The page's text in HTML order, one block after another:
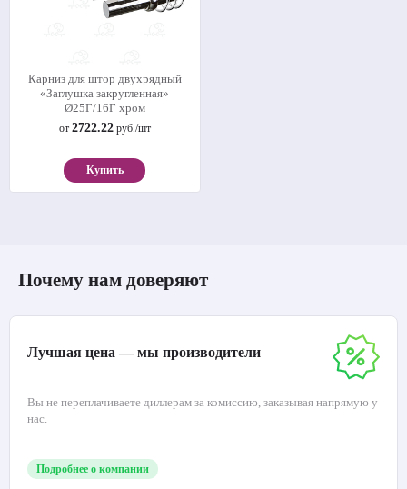
Карниз для штор двухрядный
«Заглушка закругленная»
Ø25Г/16Г хром
от 2722.22руб./шт
Купить
Почему нам доверяют
Лучшая цена — мы производители
Вы не переплачиваете диллерам за комиссию, заказывая напрямую у
нас.
Подробнее о компании